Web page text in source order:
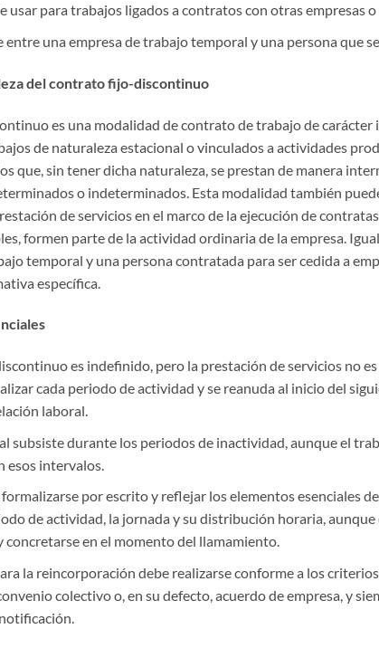
usar para trabajos ligados a contratos con otras empresas
entre una empresa de trabajo temporal y una persona que
del contrato fijo-discontinuo
es una modalidad de contrato de trabajo de carácter
de naturaleza estacional o vinculados a actividades
que, sin tener dicha naturaleza, se prestan de manera
o indeterminados. Esta modalidad también
de servicios en el marco de la ejecución de
formen parte de la actividad ordinaria de la empresa.
temporal y una persona contratada para ser cedida a
específica.
es indefinido, pero la prestación de servicios no
cada periodo de actividad y se reanuda al inicio del
laboral.
subsiste durante los periodos de inactividad, aunque el
esos intervalos.
por escrito y reflejar los elementos esenciales
de actividad, la jornada y su distribución horaria,
concretarse en el momento del llamamiento.
la reincorporación debe realizarse conforme a los
colectivo o, en su defecto, acuerdo de empresa, y